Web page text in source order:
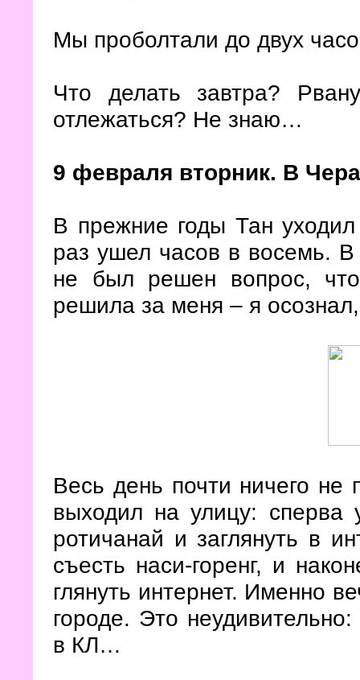
Мы проболтали до двух
Что делать завтра?
отлежаться? Не знаю…
9 февраля вторник. В
В прежние годы Тан
раз ушел часов в восемь.
не был решен вопрос,
решила за меня – я
Весь день почти ничего не
выходил на улицу:
ротичанай и заглянуть в
съесть наси-горенг, и
глянуть интернет. Именно
городе. Это
в КЛ…